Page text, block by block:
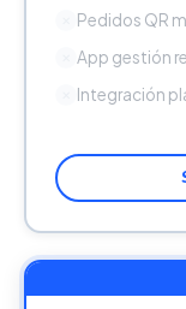
Pedidos QR
App gestión
Integración